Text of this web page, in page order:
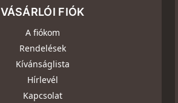
VÁSÁRLÓI FIÓK
A fiókom
Rendelések
Kívánságlista
Hírlevél
Kapcsolat